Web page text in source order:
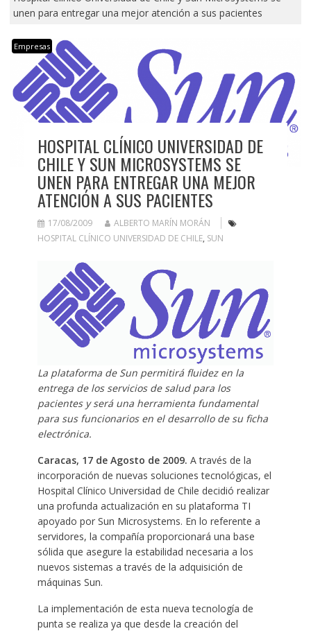
unen para entregar una mejor atención a sus pacientes
Empresas
HOSPITAL CLÍNICO UNIVERSIDAD DE
CHILE Y SUN MICROSYSTEMS SE
UNEN PARA ENTREGAR UNA MEJOR
ATENCIÓN A SUS PACIENTES
17/08/2009
ALBERTO MARÍN MORÁN
HOSPITAL CLÍNICO UNIVERSIDAD DE CHILE, SUN
La plataforma de Sun permitirá fluidez en la
entrega de los servicios de salud para los
pacientes y será una herramienta fundamental
para sus funcionarios en el desarrollo de su ficha
electrónica.
Caracas, 17 de Agosto de 2009. A través de la
incorporación de nuevas soluciones tecnológicas, el
Hospital Clínico Universidad de Chile decidió realizar
una profunda actualización en su plataforma TI
apoyado por Sun Microsystems. En lo referente a
servidores, la compañía proporcionará una base
sólida que asegure la estabilidad necesaria a los
nuevos sistemas a través de la adquisición de
máquinas Sun.
La implementación de esta nueva tecnología de
punta se realiza ya que desde la creación del